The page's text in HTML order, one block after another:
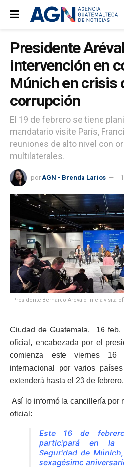
Presidente
intervención en
Múnich en crisis
corrupción
El 19 de febrero se tiene
mandatario visite París,
reuniones de alto nivel con
multilaterales.
por AGN - Brenda Larios
Presidente Bernardo Arévalo inicia visita
Ciudad de Guatemala, 16 feb.
oficial, encabezada por el
comienza este viernes
internacional por varios
extenderá hasta el 23 de febrero.
Así lo informó la cancillería por
oficial:
Este 16 de
participará en la
Seguridad de
sexagésimo